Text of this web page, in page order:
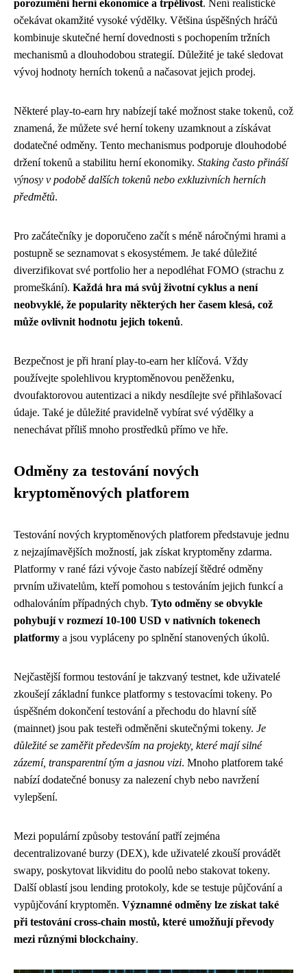
porozumění herní ekonomice a trpělivost. Není realistické
očekávat okamžité vysoké výdělky. Většina úspěšných hráčů
kombinuje skutečné herní dovednosti s pochopením tržních
mechanismů a dlouhodobou strategií. Důležité je také sledovat
vývoj hodnoty herních tokenů a načasovat jejich prodej.
Některé play-to-earn hry nabízejí také možnost stake tokenů, což
znamená, že můžete své herní tokeny uzamknout a získávat
dodatečné odměny. Tento mechanismus podporuje dlouhodobé
držení tokenů a stabilitu herní ekonomiky. Staking často přináší
výnosy v podobě dalších tokenů nebo exkluzivních herních
předmětů.
Pro začátečníky je doporučeno začít s méně náročnými hrami a
postupně se seznamovat s ekosystémem. Je také důležité
diverzifikovat své portfolio her a nepodléhat FOMO (strachu z
promeškání). Každá hra má svůj životní cyklus a není
neobvyklé, že popularity některých her časem klesá, což
může ovlivnit hodnotu jejich tokenů.
Bezpečnost je při hraní play-to-earn her klíčová. Vždy
používejte spolehlivou kryptoměnovou peněženku,
dvoufaktorovou autentizaci a nikdy nesdílejte své přihlašovací
údaje. Také je důležité pravidelně vybírat své výdělky a
nenechávat příliš mnoho prostředků přímo ve hře.
Odměny za testování nových
kryptoměnových platforem
Testování nových kryptoměnových platforem představuje jednu
z nejzajímavějších možností, jak získat kryptoměny zdarma.
Platformy v rané fázi vývoje často nabízejí štědré odměny
prvním uživatelům, kteří pomohou s testováním jejich funkcí a
odhalováním případných chyb. Tyto odměny se obvykle
pohybují v rozmezí 10-100 USD v nativních tokenech
platformy a jsou vypláceny po splnění stanovených úkolů.
Nejčastější formou testování je takzvaný testnet, kde uživatelé
zkoušejí základní funkce platformy s testovacími tokeny. Po
úspěšném dokončení testování a přechodu do hlavní sítě
(mainnet) jsou pak testeři odměněni skutečnými tokeny. Je
důležité se zaměřit především na projekty, které mají silné
zázemí, transparentní tým a jasnou vizi. Mnoho platforem také
nabízí dodatečné bonusy za nalezení chyb nebo navržení
vylepšení.
Mezi populární způsoby testování patří zejména
decentralizované burzy (DEX), kde uživatelé zkouší provádět
swapy, poskytovat likviditu do poolů nebo stakovat tokeny.
Další oblastí jsou lending protokoly, kde se testuje půjčování a
vypůjčování kryptoměn. Významné odměny lze získat také
při testování cross-chain mostů, které umožňují převody
mezi různými blockchainy.